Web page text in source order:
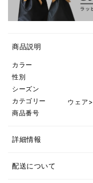
商品説明
カラー
性別
シーズン
カテゴリー
ウェア>
商品番号
詳細情報
配送について